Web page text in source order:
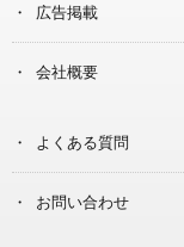
広告掲載
会社概要
よくある質問
お問い合わせ